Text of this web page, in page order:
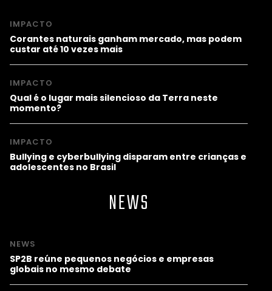
IMPACTO
Corantes naturais ganham mercado, mas podem
custar até 10 vezes mais
IMPACTO
Qual é o lugar mais silencioso da Terra neste
momento?
IMPACTO
Bullying e cyberbullying disparam entre crianças e
adolescentes no Brasil
NEWS
NEWS
SP2B reúne pequenos negócios e empresas
globais no mesmo debate